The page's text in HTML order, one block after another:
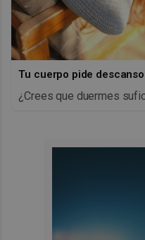
Tu cuerpo pide descanso
¿Crees que duermes